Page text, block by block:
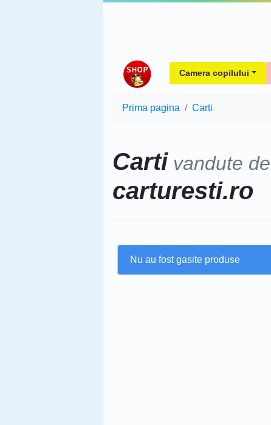
Camera copilului
Prima pagina Carti
Carti vandute de
carturesti.ro
Nu au fost gasite produse